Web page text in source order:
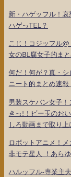
新・ハゲッフル！
ハゲっTEL？
こじ！コジッフル
女のBL腐女子的ま
何だ！何が？真・
ニート的まとめ速報
男装スケバン女子！
きっ!！ビー玉のお
しろ動画まで取り上
ロボットアニメ！
非モテ星人 ！あら
ハルッフル-専業主